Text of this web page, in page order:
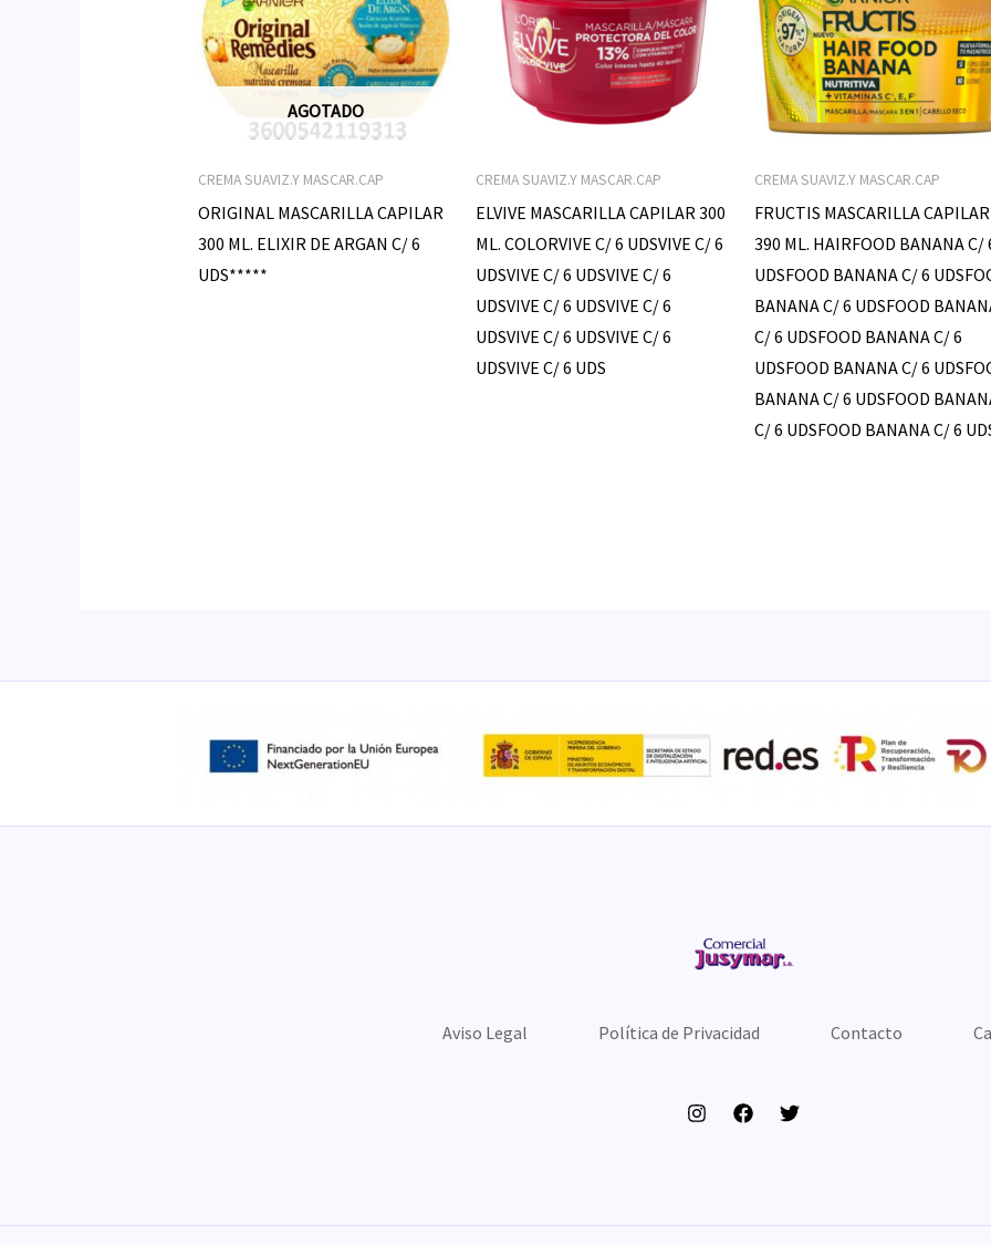
AGOTADO
CREMA SUAVIZ.Y MASCAR.CAP
ORIGINAL MASCARILLA CAPILAR
300 ML. ELIXIR DE ARGAN C/ 6
UDS*****
CREMA SUAVIZ.Y MASCAR.CAP
ELVIVE MASCARILLA CAPILAR 300
ML. COLORVIVE C/ 6 UDSVIVE C/ 6
UDSVIVE C/ 6 UDSVIVE C/ 6
UDSVIVE C/ 6 UDSVIVE C/ 6
UDSVIVE C/ 6 UDSVIVE C/ 6
UDSVIVE C/ 6 UDS
CREMA SUAVIZ.Y MASCAR.CAP
FRUCTIS MASCARILLA CAPILAR
390 ML. HAIRFOOD BANANA C/
UDSFOOD BANANA C/ 6
BANANA C/ 6 UDSFOOD
C/ 6 UDSFOOD BANANA C/ 6
UDSFOOD BANANA C/ 6
BANANA C/ 6 UDSFOOD
C/ 6 UDSFOOD BANANA C/ 6
Aviso Legal Política de Privacidad Contacto